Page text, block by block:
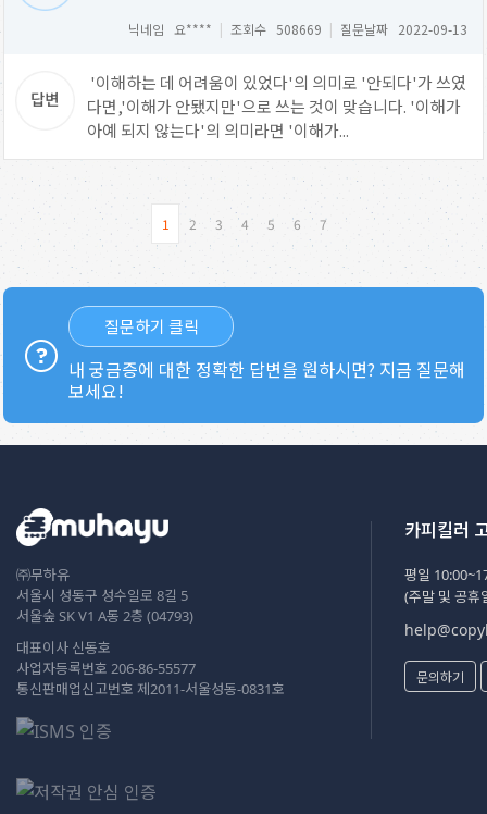
닉네임 요**** | 조회수 508669 | 질문날짜 2022-09-13
'이해하는 데 어려움이 있었다'의 의미로 '안되다'가 쓰였
다면,'이해가 안됐지만'으로 쓰는 것이 맞습니다. '이해가
아예 되지 않는다'의 의미라면 '이해가...
1 2 3 4 5 6 7
질문하기 클릭
내 궁금증에 대한 정확한 답변을 원하시면? 지금 질문해
보세요!
㈜무하유
서울시 성동구 성수일로 8길 5
서울숲 SK V1 A동 2층 (04793)
대표이사 신동호
사업자등록번호 206-86-55577
통신판매업신고번호 제2011-서울성동-0831호
카피킬러
평일
(주말 및 공휴
문의하기